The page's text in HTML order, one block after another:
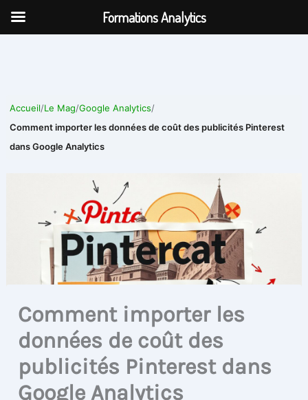
Aller
Accueil/Le Mag/Google Analytics/
Comment importer les données de coût des publicités Pinterest
dans Google Analytics
Comment importer les
données de coût des
publicités Pinterest dans
Google Analytics
Formations Analytics